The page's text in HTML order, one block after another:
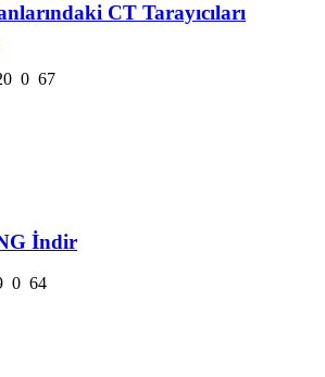
CT Tarayıcıları
0 67
İndir
0 64